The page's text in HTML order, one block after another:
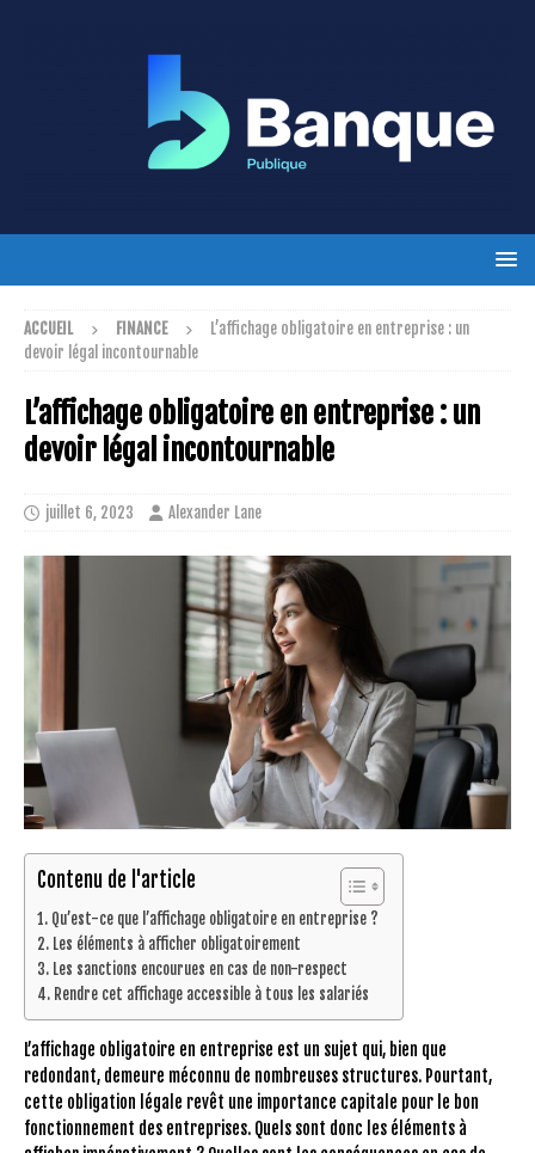
ACCUEIL FINANCE
L’affichage obligatoire en entreprise : un
devoir légal incontournable
L’affichage obligatoire en entreprise : un
devoir légal incontournable
juillet 6, 2023 Alexander Lane
Contenu de l'article
Qu’est-ce que l’affichage obligatoire en entreprise ?
Les éléments à afficher obligatoirement
Les sanctions encourues en cas de non-respect
Rendre cet affichage accessible à tous les salariés
L’affichage obligatoire en entreprise est un sujet qui, bien que
redondant, demeure méconnu de nombreuses structures. Pourtant,
cette obligation légale revêt une importance capitale pour le bon
fonctionnement des entreprises. Quels sont donc les éléments à